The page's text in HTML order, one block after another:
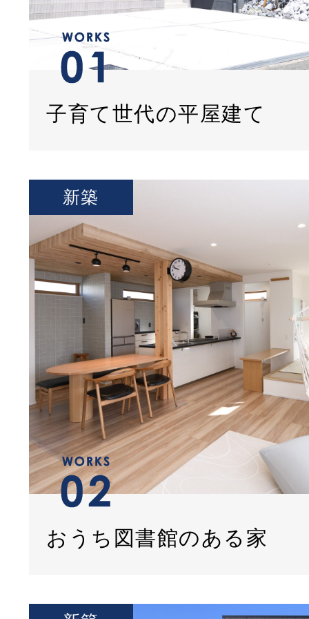
子育て世代の平屋建て
おうち図書館のある家
新築